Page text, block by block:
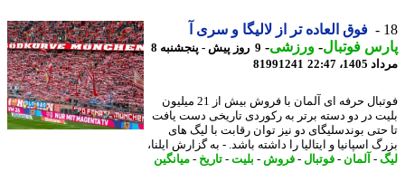
فوق العاده تر از لالیگا و سری آ
فوتبال-ورزشی-
9 روز پیش - پنجشنبه 8
22:47
81991241
فوتبال حرفه ای آلمان با فروش بیش از 21 میلیون
در دو دسته برتر به رکوردی تاریخی دست یافت
بوندسلیگای دو نیز توان رقابت با لیگ های
اسپانیا و ایتالیا را داشته باشد. - به گزارش ایلنا،
-آلمان-فوتبال-فروش -بلیت -تاریخ- میانگین